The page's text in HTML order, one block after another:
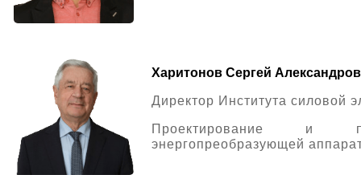
Харитонов Сергей
Директор Института
Проектирование и
энергопреобразующей